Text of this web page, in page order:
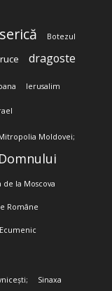
Botezul
dragoste
Ierusalim
Moldovei;
de la Moscova
Române
Sinaxa